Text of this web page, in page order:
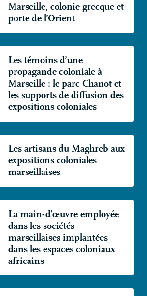
Marseille, colonie grecque et
porte de l’Orient
Les témoins d’une
propagande coloniale à
Marseille : le parc Chanot et
les supports de diffusion des
expositions coloniales
Les artisans du Maghreb aux
expositions coloniales
marseillaises
La main-d’œuvre employée
dans les sociétés
marseillaises implantées
dans les espaces coloniaux
africains